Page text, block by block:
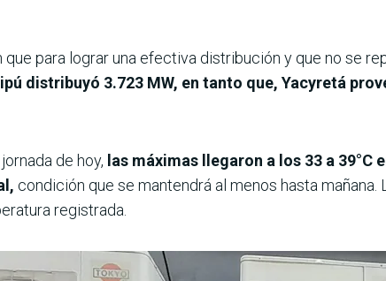
que para lograr una efectiva distribución y que no se
distribuyó 3.723 MW, en tanto que, Yacyretá
de hoy, las máximas llegaron a los 33 a
condición que se mantendrá al menos hasta
registrada.